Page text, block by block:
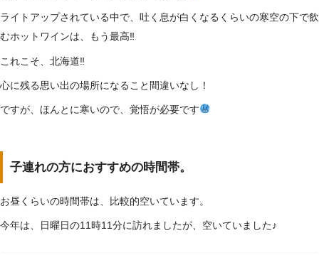
ライトアップされている中で、吐く息が白くなるくらいの寒空の下で飲
むホットワインは、もう最高‼
これこそ、北海道‼
心に残る思い出の場所になること間違いなし！
ですが、ほんとに寒いので、覚悟が必要です
子連れの方におすすめの時間帯。
お昼くらいの時間帯は、比較的空いています。
今年は、日曜日の11時11分に訪れましたが、空いていました♪